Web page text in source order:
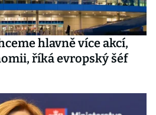
hlavně více akcí,
říká evropský šéf